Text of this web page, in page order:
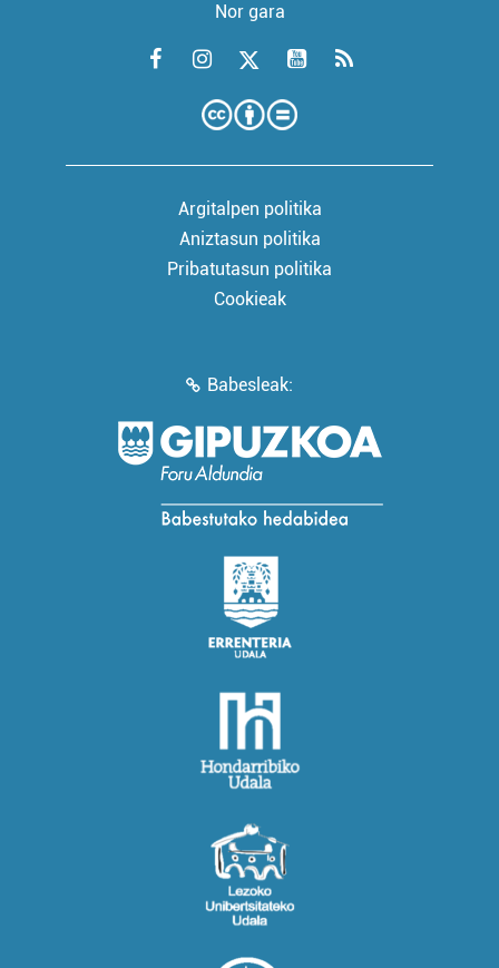
Nor gara
Argitalpen politika
Aniztasun politika
Pribatutasun politika
Cookieak
Babesleak: